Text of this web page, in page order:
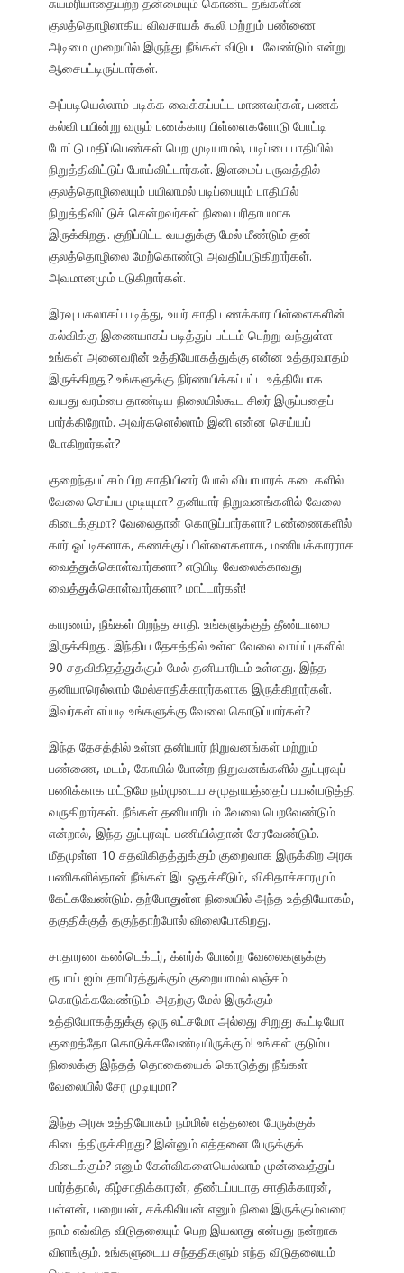
குலத்தொழிலாகிய விவசாயக் கூலி மற்றும் பண்ணை
அடிமை முறையில் இருந்து நீங்கள் விடுபட வேண்டும் என்று
ஆசைபட்டிருப்பார்கள்.
அப்படியெல்லாம் படிக்க வைக்கப்பட்ட மாணவர்கள், பணக்
கல்வி பயின்று வரும் பணக்கார பிள்ளைகளோடு போட்டி
போட்டு மதிப்பெண்கள் பெற முடியாமல், படிப்பை பாதியில்
நிறுத்திவிட்டுப் போய்விட்டார்கள். இளமைப் பருவத்தில்
குலத்தொழிலையும் பயிலாமல் படிப்பையும் பாதியில்
நிறுத்திவிட்டுச் சென்றவர்கள் நிலை பரிதாபமாக
இருக்கிறது. குறிப்பிட்ட வயதுக்கு மேல் மீண்டும் தன்
குலத்தொழிலை மேற்கொண்டு அவதிப்படுகிறார்கள்.
அவமானமும் படுகிறார்கள்.
இரவு பகலாகப் படித்து, உயர் சாதி பணக்கார பிள்ளைகளின்
கல்விக்கு இணையாகப் படித்துப் பட்டம் பெற்று வந்துள்ள
உங்கள் அனைவரின் உத்தியோகத்துக்கு என்ன உத்தரவாதம்
இருக்கிறது? உங்களுக்கு நிர்ணயிக்கப்பட்ட உத்தியோக
வயது வரம்பை தாண்டிய நிலையில்கூட சிலர் இருப்பதைப்
பார்க்கிறோம். அவர்களெல்லாம் இனி என்ன செய்யப்
போகிறார்கள்?
குறைந்தபட்சம் பிற சாதியினர் போல் வியாபாரக் கடைகளில்
வேலை செய்ய முடியுமா? தனியார் நிறுவனங்களில் வேலை
கிடைக்குமா? வேலைதான் கொடுப்பார்களா? பண்ணைகளில்
கார் ஓட்டிகளாக, கணக்குப் பிள்ளைகளாக, மணியக்காரராக
வைத்துக்கொள்வார்களா? எடுபிடி வேலைக்காவது
வைத்துக்கொள்வார்களா? மாட்டார்கள்!
காரணம், நீங்கள் பிறந்த சாதி. உங்களுக்குத் தீண்டாமை
இருக்கிறது. இந்திய தேசத்தில் உள்ள வேலை வாய்ப்புகளில்
90 சதவிகிதத்துக்கும் மேல் தனியாரிடம் உள்ளது. இந்த
தனியாரெல்லாம் மேல்சாதிக்காரர்களாக இருக்கிறார்கள்.
இவர்கள் எப்படி உங்களுக்கு வேலை கொடுப்பார்கள்?
இந்த தேசத்தில் உள்ள தனியார் நிறுவனங்கள் மற்றும்
பண்ணை, மடம், கோயில் போன்ற நிறுவனங்களில் துப்புரவுப்
பணிக்காக மட்டுமே நம்முடைய சமுதாயத்தைப் பயன்படுத்தி
வருகிறார்கள். நீங்கள் தனியாரிடம் வேலை பெறவேண்டும்
என்றால், இந்த துப்புரவுப் பணியில்தான் சேரவேண்டும்.
மீதமுள்ள 10 சதவிகிதத்துக்கும் குறைவாக இருக்கிற அரசு
பணிகளில்தான் நீங்கள் இடஒதுக்கீடும், விகிதாச்சாரமும்
கேட்கவேண்டும். தற்போதுள்ள நிலையில் அந்த உத்தியோகம்,
தகுதிக்குத் தகுந்தாற்போல் விலைபோகிறது.
சாதாரண கண்டெக்டர், க்ளர்க் போன்ற வேலைகளுக்கு
ரூபாய் ஐம்பதாயிரத்துக்கும் குறையாமல் லஞ்சம்
கொடுக்கவேண்டும். அதற்கு மேல் இருக்கும்
உத்தியோகத்துக்கு ஒரு லட்சமோ அல்லது சிறுது கூட்டியோ
குறைத்தோ கொடுக்கவேண்டியிருக்கும்! உங்கள் குடும்ப
நிலைக்கு இந்தத் தொகையைக் கொடுத்து நீங்கள்
வேலையில் சேர முடியுமா?
இந்த அரசு உத்தியோகம் நம்மில் எத்தனை பேருக்குக்
கிடைத்திருக்கிறது? இன்னும் எத்தனை பேருக்குக்
கிடைக்கும்? எனும் கேள்விகளையெல்லாம் முன்வைத்துப்
பார்த்தால், கீழ்சாதிக்காரன், தீண்டப்படாத சாதிக்காரன்,
பள்ளன், பறையன், சக்கிலியன் எனும் நிலை இருக்கும்வரை
நாம் எவ்வித விடுதலையும் பெற இயலாது என்பது நன்றாக
விளங்கும். உங்களுடைய சந்ததிகளும் எந்த விடுதலையும்